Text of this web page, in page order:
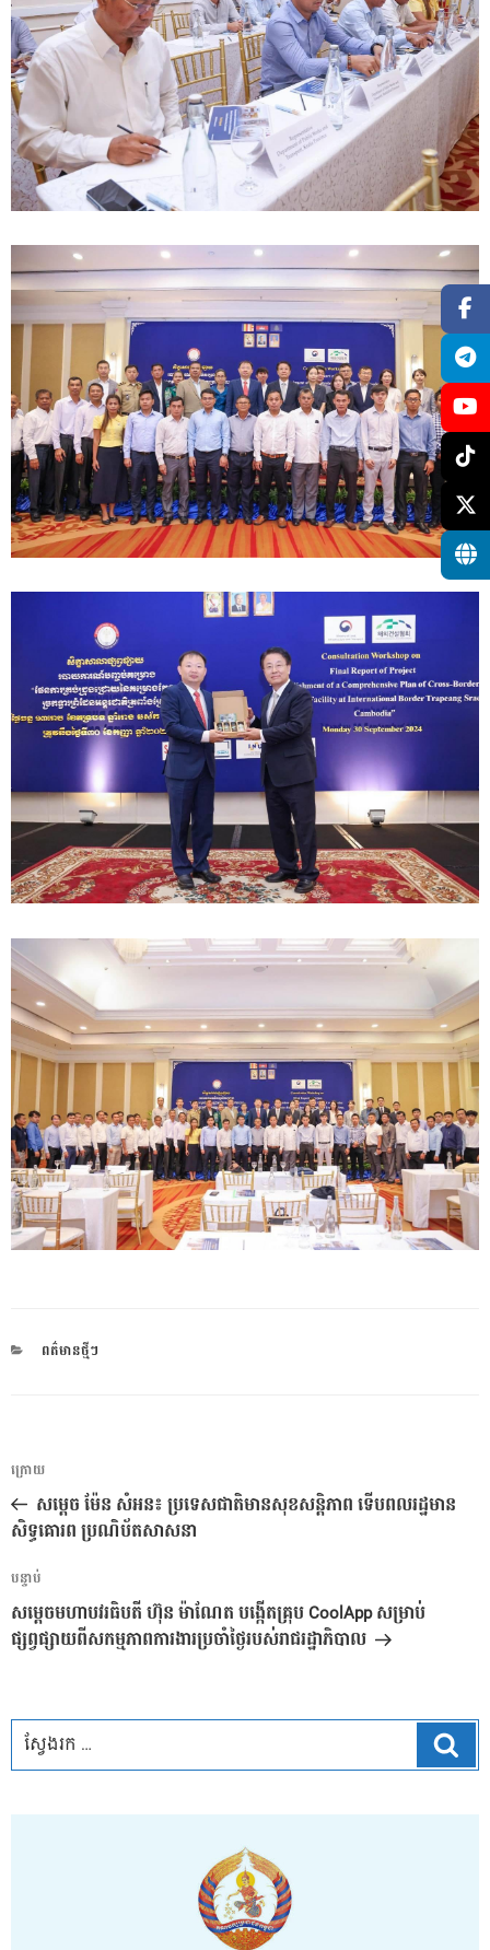
CATEGORIES
ពត៌មានថ្មីៗ
ការ​
នាំទិស​
ប្រកាស
អត្ថបទ
មុន
ក្រោយ
សម្តេច ម៉ែន សំអន៖ ប្រទេសជាតិមានសុខសន្តិភាព ទើបពលរដ្ឋមាន
សិទ្ធគោរព ប្រណិប័តសាសនា
អត្ថបទ
បន្ទាប់
បន្ទាប់
សម្តេចមហាបវរធិបតី ហ៊ុន ម៉ាណែត បង្កើតគ្រុប CoolApp សម្រាប់
ផ្សព្វផ្សាយពីសកម្មភាពការងារប្រចាំថ្ងៃរបស់រាជរដ្ឋាភិបាល